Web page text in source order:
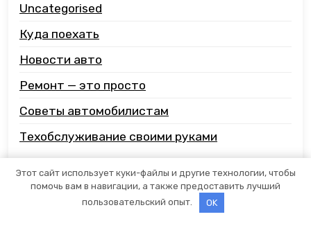
Uncategorised
Куда поехать
Новости авто
Ремонт — это просто
Советы автомобилистам
Техобслуживание своими руками
Этот сайт использует куки-файлы и другие технологии, чтобы
помочь вам в навигации, а также предоставить лучший
пользовательский опыт.
OK